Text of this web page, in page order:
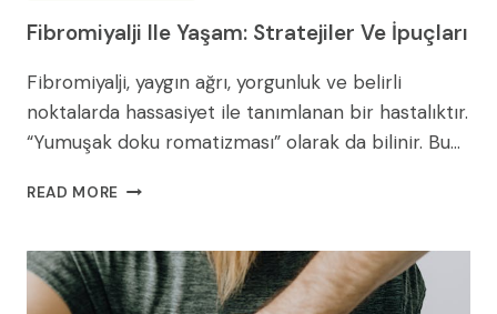
Fibromiyalji Ile Yaşam: Stratejiler Ve İpuçları
Fibromiyalji, yaygın ağrı, yorgunluk ve belirli
noktalarda hassasiyet ile tanımlanan bir hastalıktır.
“Yumuşak doku romatizması” olarak da bilinir. Bu…
READ MORE FIBROMIYALJI
STRATEJILER
VE
İPUÇLARI